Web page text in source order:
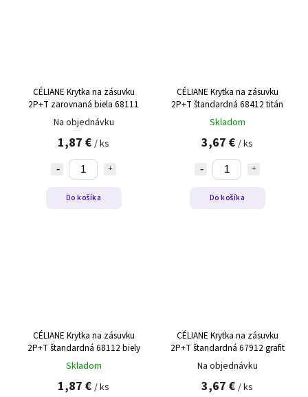
CÉLIANE Krytka na zásuvku
2P+T zarovnaná biela 68111
Na objednávku
1,87 € / ks
Do košíka
CÉLIANE Krytka na zásuvku
2P+T štandardná 68412 titán
Skladom
3,67 € / ks
Do košíka
CÉLIANE Krytka na zásuvku
2P+T štandardná 68112 biely
Skladom
1,87 € / ks
CÉLIANE Krytka na zásuvku
2P+T štandardná 67912 grafit
Na objednávku
3,67 € / ks